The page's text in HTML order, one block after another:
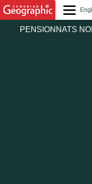
Skip
to
contentPENSIONNATS